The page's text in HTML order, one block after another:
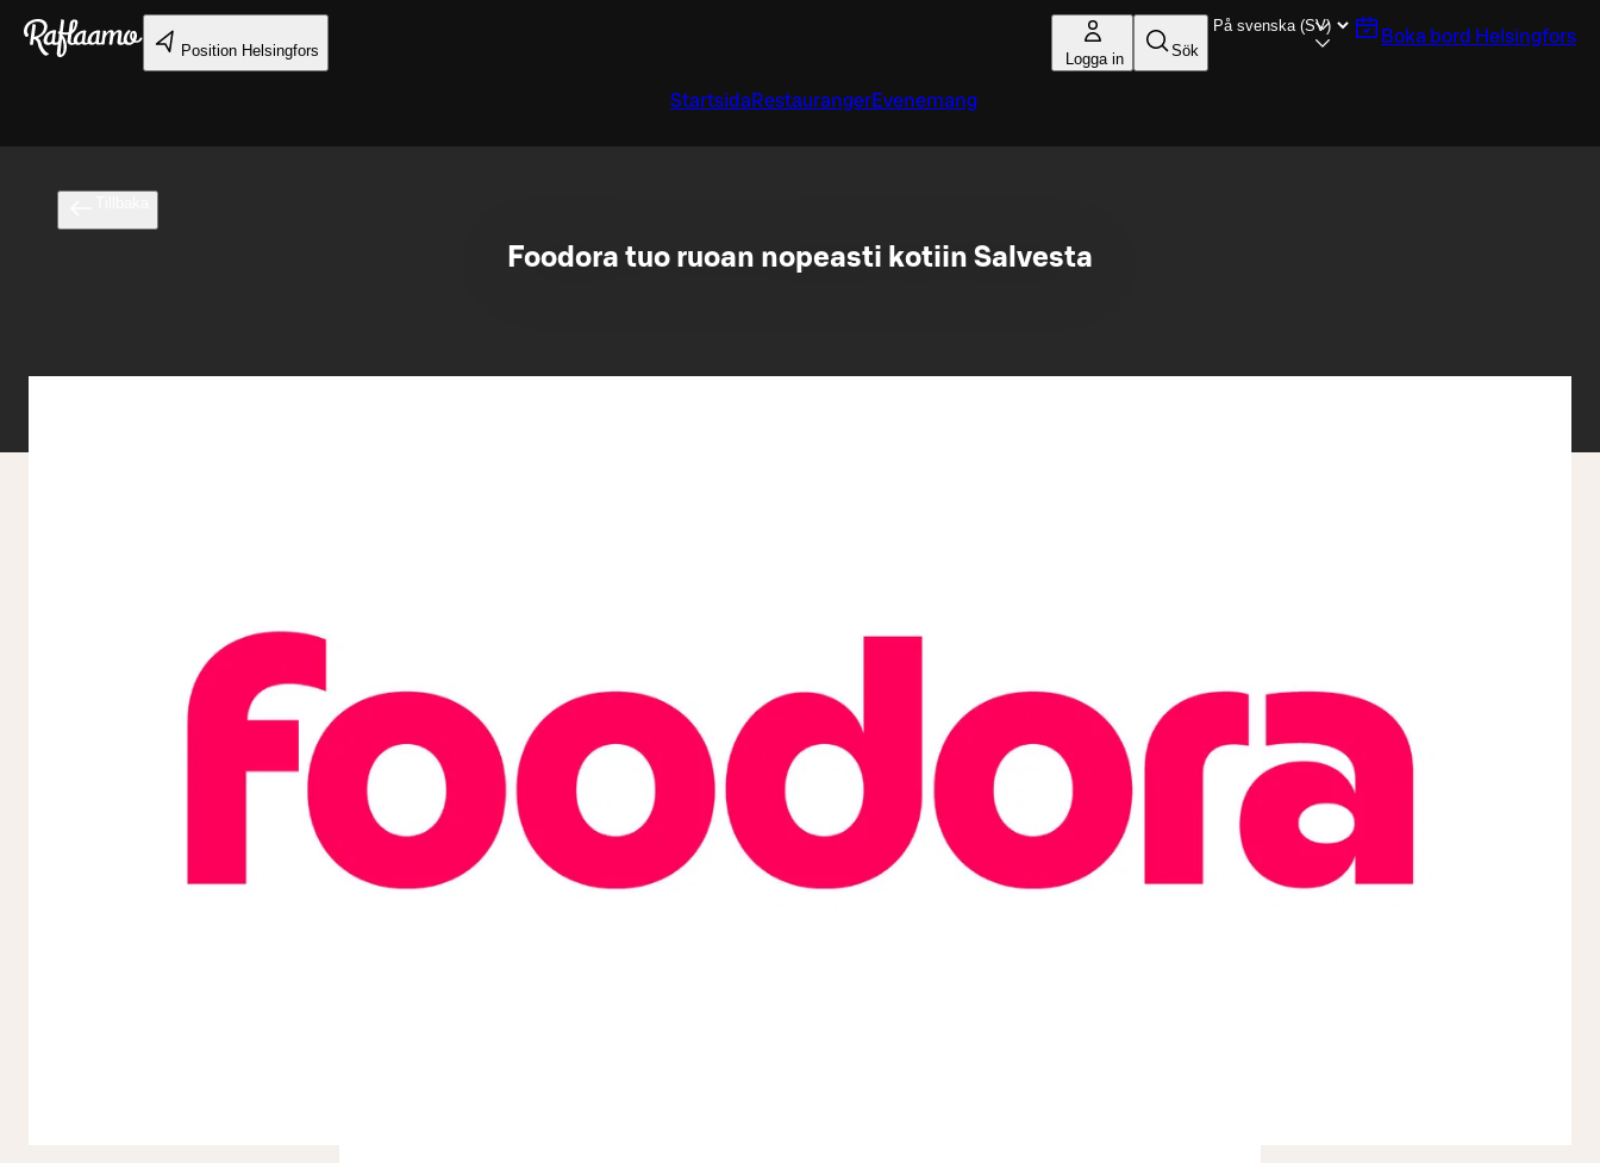
Gå till huvudinnehållet
Position Helsingfors Logga in Sök
Boka bord Helsingfors
Startsida RestaurangerEvenemang
Foodora tuo ruoan nopeasti kotiin Salvesta